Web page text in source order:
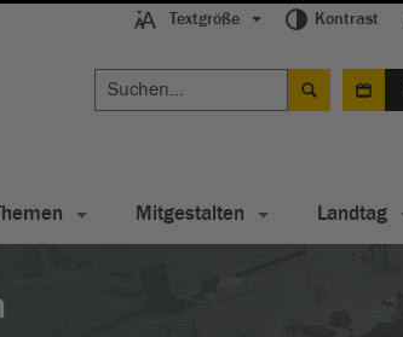
Textgröße Kontrast
Mitgestalten Landtag